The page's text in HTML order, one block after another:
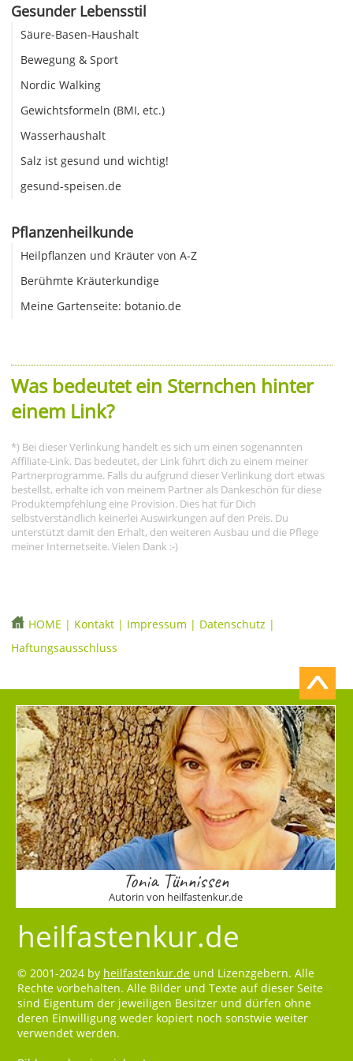
Gesunder Lebensstil
Säure-Basen-Haushalt
Bewegung & Sport
Nordic Walking
Gewichtsformeln (BMI, etc.)
Wasserhaushalt
Salz ist gesund und wichtig!
gesund-speisen.de
Pflanzenheilkunde
Heilpflanzen und Kräuter von A-Z
Berühmte Kräuterkundige
Meine Gartenseite: botanio.de
Was bedeutet ein Sternchen hinter
einem Link?
*) Bei dieser Verlinkung handelt es sich um einen sogenannten
Affiliate-Link. Das bedeutet, der Link führt dich zu einem meiner
Partnerprogramme. Falls du aufgrund dieser Verlinkung dort etwas
bestellst, erhalte ich von meinem Partner als Dankeschön für diese
Produktempfehlung eine Provision. Dies hat für Dich
selbstverständlich keinerlei Auswirkungen auf den Preis. Du
unterstützt damit den Erhalt, den weiteren Ausbau und die Pflege
meiner Internetseite. Vielen Dank :-)
HOME | Kontakt | Impressum | Datenschutz |
Haftungsausschluss
Tonia Tünnissen
Autorin von heilfastenkur.de
heilfastenkur.de
© 2001-2024 by heilfastenkur.de und Lizenzgebern. Alle
Rechte vorbehalten. Alle Bilder und Texte auf dieser Seite
sind Eigentum der jeweiligen Besitzer und dürfen ohne
deren Einwilligung weder kopiert noch sonstwie weiter
verwendet werden.